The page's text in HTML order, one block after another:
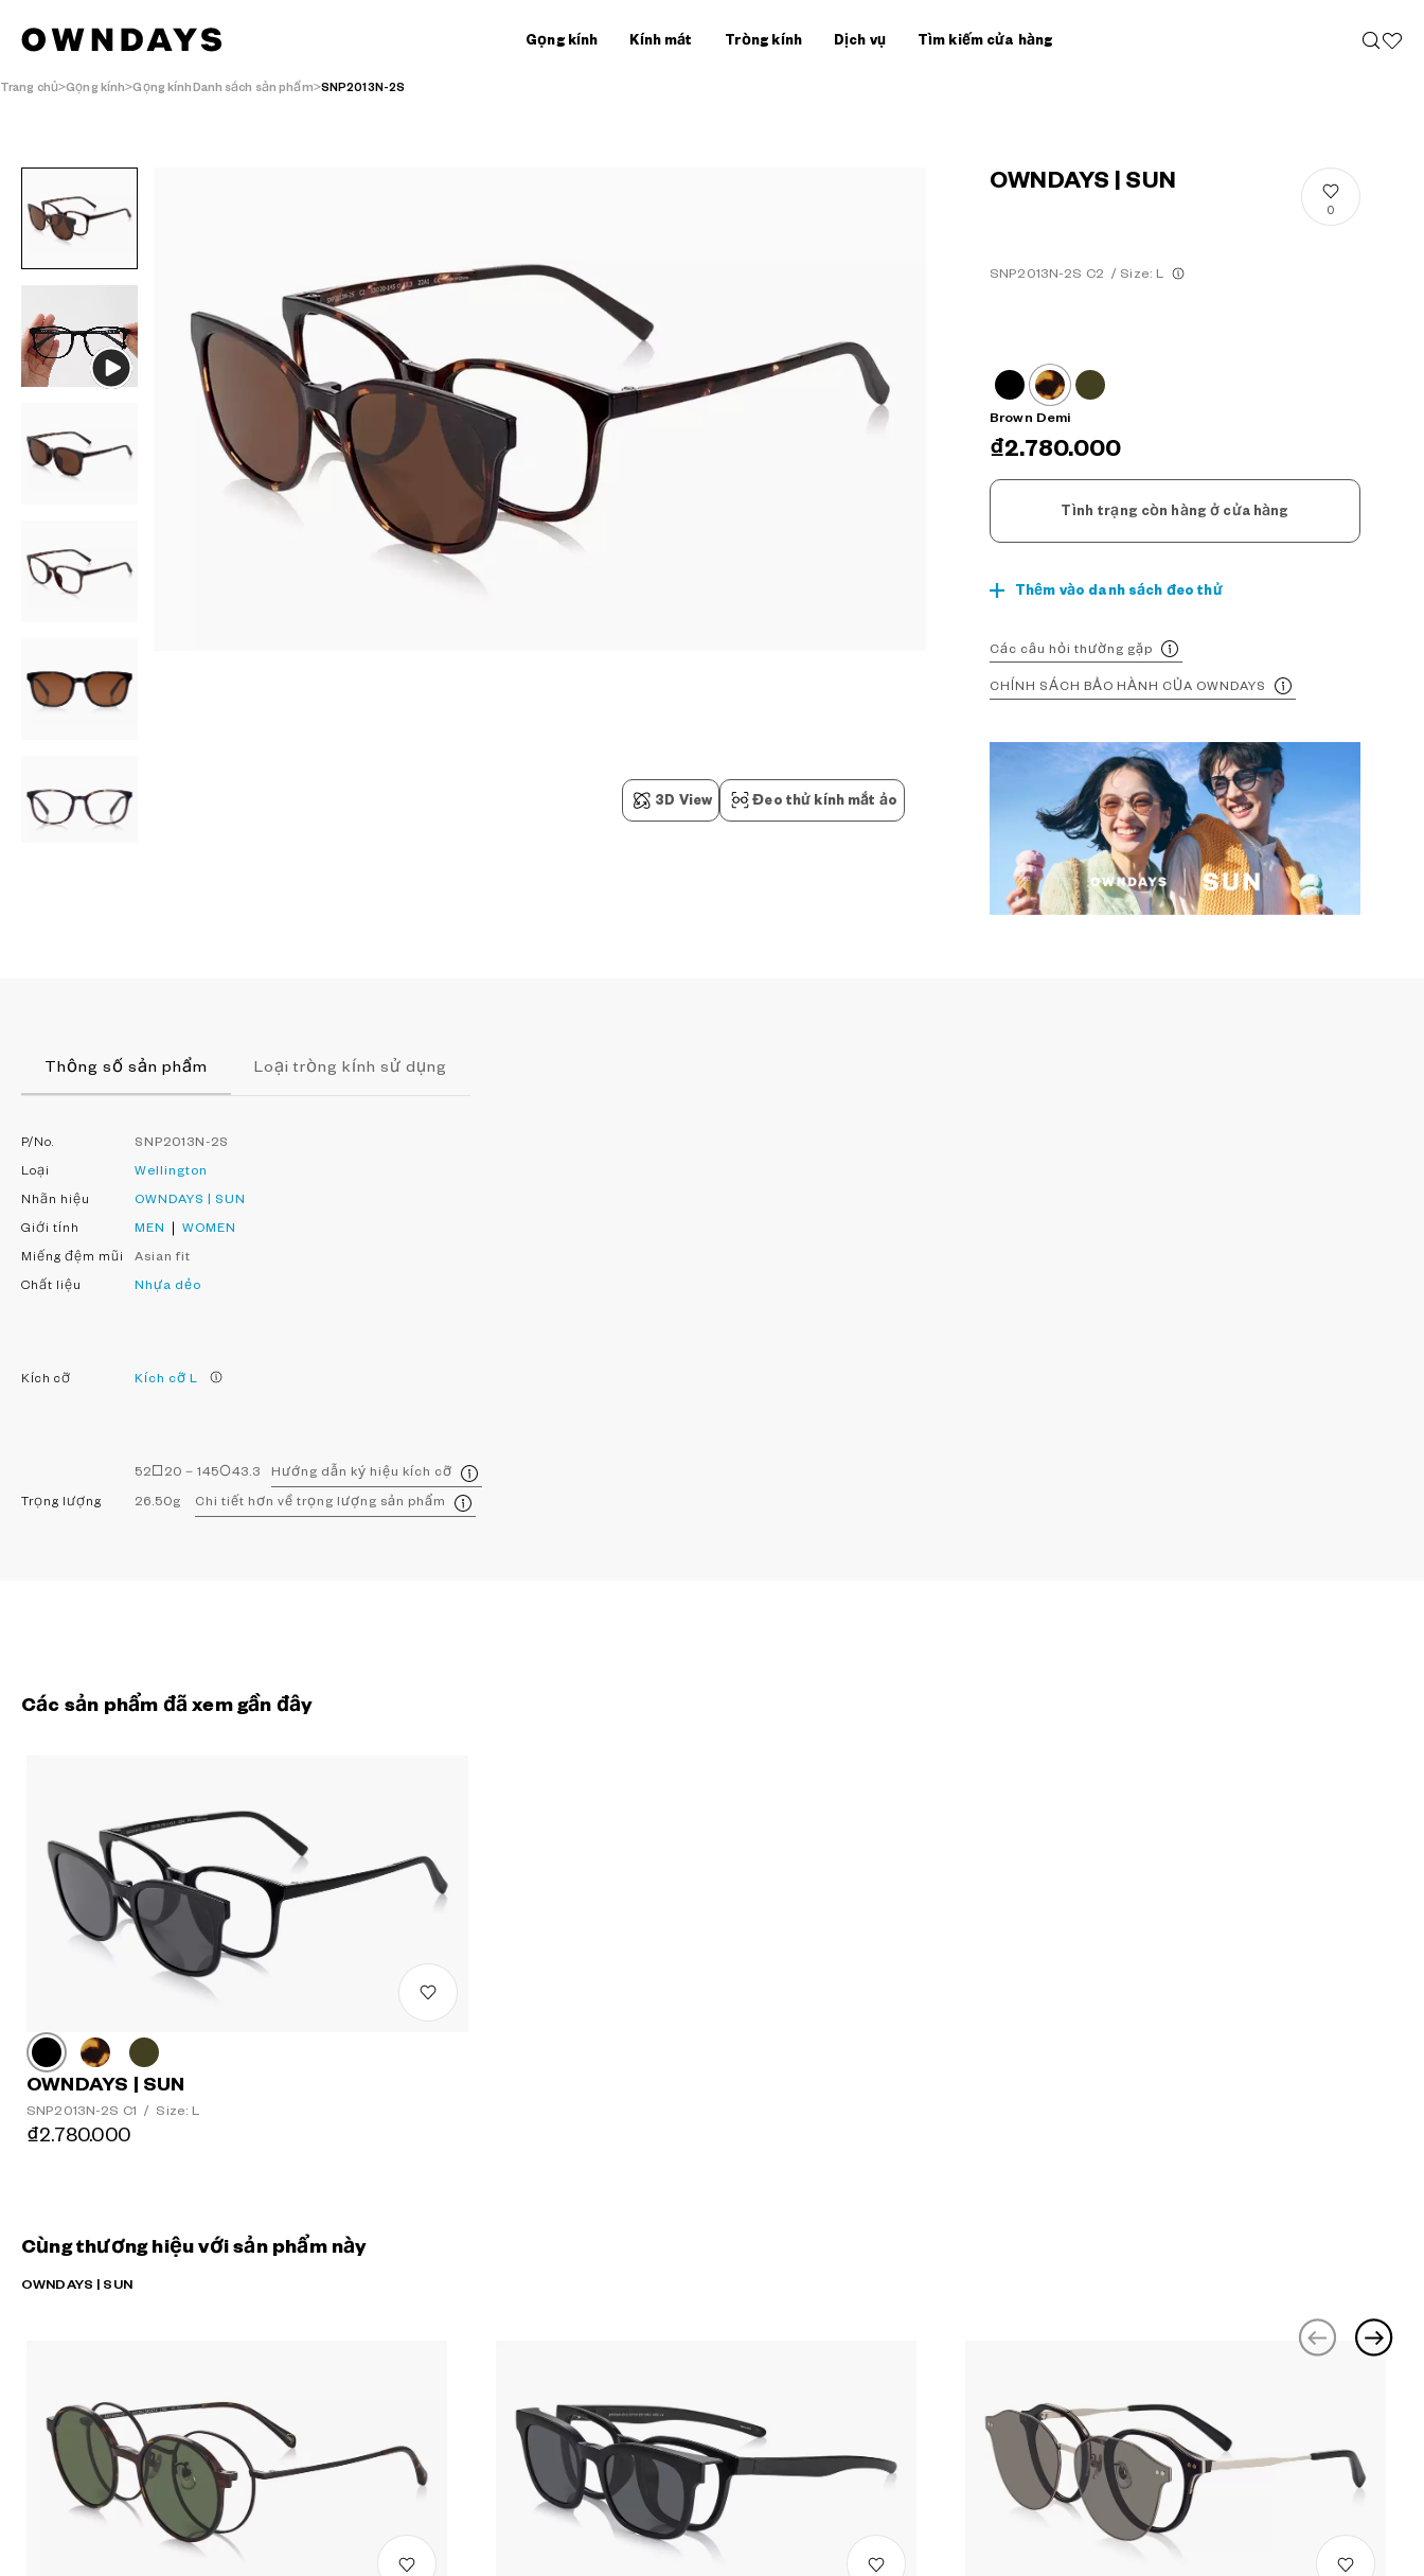
Gọng kính Kính mát Tròng kính Dịch vụ Tìm kiếm cửa hàng
Trang chủ Gọng kính Gọng kínhDanh sách sản phẩm SNP2013N-2S
3D View Đeo thử kính mắt ảo
OWNDAYS | SUN
SNP2013N-2S C2 / Size: L
0
Brown Demi
₫2.780.000
Tình trạng còn hàng ở cửa hàng
Thêm vào danh sách đeo thử
Các câu hỏi thường gặp
CHÍNH SÁCH BẢO HÀNH CỦA OWNDAYS
Thông số sản phẩm Loại tròng kính sử dụng
P/No. SNP2013N-2S
Loại Wellington
Nhãn hiệu OWNDAYS | SUN
Giới tính MEN WOMEN
Miếng đệm mũi Asian fit
Chất liệu Nhựa dẻo
Kích cỡ Kích cỡ L
52□20－145○43.3 Hướng dẫn ký hiệu kích cỡ
Trọng lượng 26.50g Chi tiết hơn về trọng lượng sản phẩm
Các sản phẩm đã xem gần đây
OWNDAYS | SUN
SNP2013N-2S C1 / Size: L
₫2.780.000
Cùng thương hiệu với sản phẩm này
OWNDAYS | SUN